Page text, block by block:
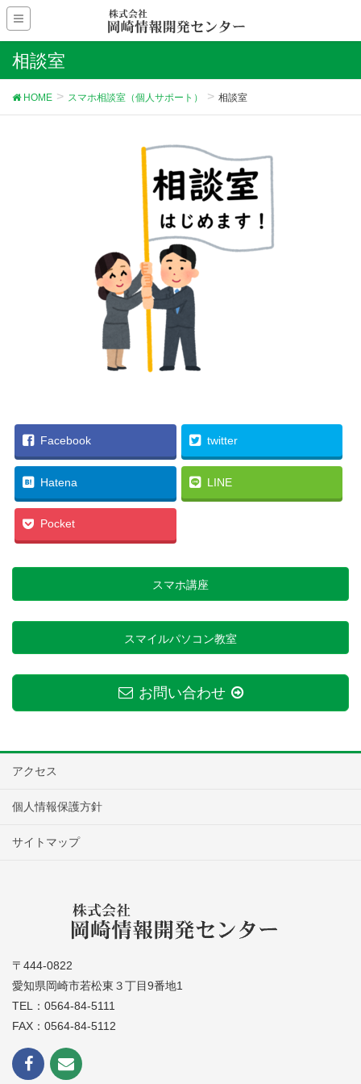
相談室
HOME スマホ相談室（個人サポート） 相談室
Facebook twitter
Hatena LINE
Pocket
スマホ講座
スマイルパソコン教室
お問い合わせ
アクセス
個人情報保護方針
サイトマップ
〒444-0822
愛知県岡崎市若松東３丁目9番地1
TEL：0564-84-5111
FAX：0564-84-5112